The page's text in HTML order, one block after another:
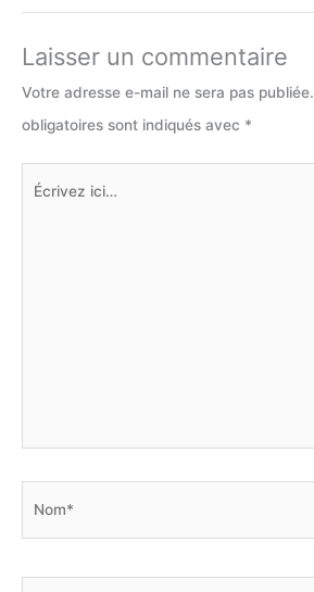
Laisser un commentaire
Votre adresse e-mail ne sera pas publiée.
obligatoires sont indiqués avec *
Écrivez